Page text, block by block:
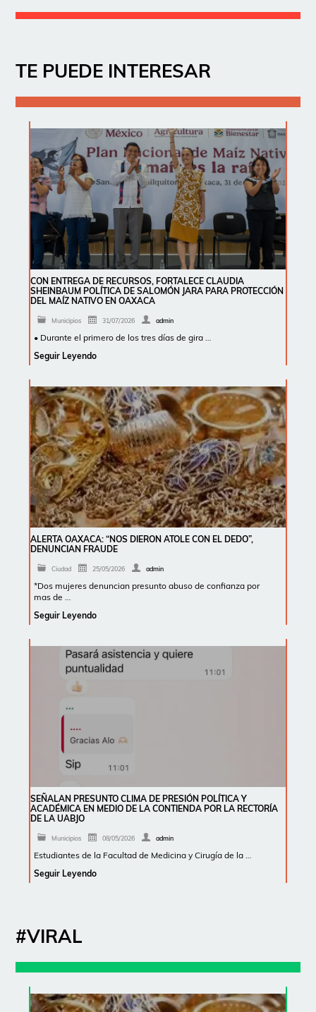
TE PUEDE INTERESAR
CON ENTREGA DE RECURSOS, FORTALECE CLAUDIA
SHEINBAUM POLÍTICA DE SALOMÓN JARA PARA PROTECCIÓN
DEL MAÍZ NATIVO EN OAXACA
Municipios 31/07/2026 admin
• Durante el primero de los tres días de gira …
Seguir Leyendo
ALERTA OAXACA: “NOS DIERON ATOLE CON EL DEDO”,
DENUNCIAN FRAUDE
Ciudad 25/05/2026 admin
*Dos mujeres denuncian presunto abuso de confianza por
mas de …
Seguir Leyendo
SEÑALAN PRESUNTO CLIMA DE PRESIÓN POLÍTICA Y
ACADÉMICA EN MEDIO DE LA CONTIENDA POR LA RECTORÍA
DE LA UABJO
Municipios 08/05/2026 admin
Estudiantes de la Facultad de Medicina y Cirugía de la …
Seguir Leyendo
#VIRAL